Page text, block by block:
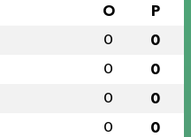
O P
0 0
0 0
0 0
0 0